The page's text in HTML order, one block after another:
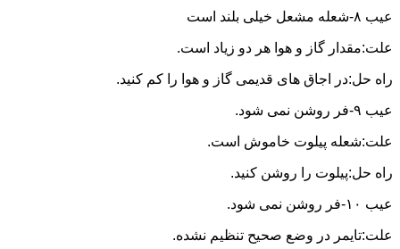
عیب ۸-شعله مشعل خیلی بلند است
علت:مقدار گاز و هوا هر دو زیاد است.
راه حل:در اجاق های قدیمی گاز و هوا را کم کنید.
عیب ۹-فر روشن نمی شود.
علت:شعله پیلوت خاموش است.
راه حل:پیلوت را روشن کنید.
عیب ۱۰-فر روشن نمی شود.
علت:تایمر در وضع صحیح تنظیم نشده.